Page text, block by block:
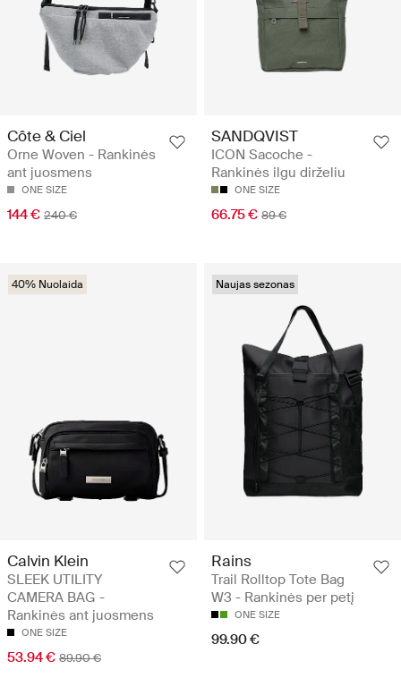
Côte & Ciel
Orne Woven - Rankinės
ant juosmens
ONE SIZE
144 € 240 €
SANDQVIST
ICON Sacoche -
Rankinės ilgu dirželiu
ONE SIZE
66.75 € 89 €
40% Nuolaida
Calvin Klein
SLEEK UTILITY
CAMERA BAG -
Rankinės ant juosmens
ONE SIZE
53.94 € 89.90 €
Naujas sezonas
Rains
Trail Rolltop Tote Bag
W3 - Rankinės per petį
ONE SIZE
99.90 €